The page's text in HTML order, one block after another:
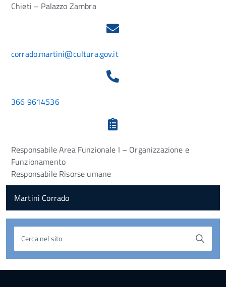
Chieti – Palazzo Zambra
corrado.martini@cultura.gov.it
366 9614536
Responsabile Area Funzionale I – Organizzazione e
Funzionamento
Responsabile Risorse umane
Martini Corrado
Cerca nel sito
all'inizio